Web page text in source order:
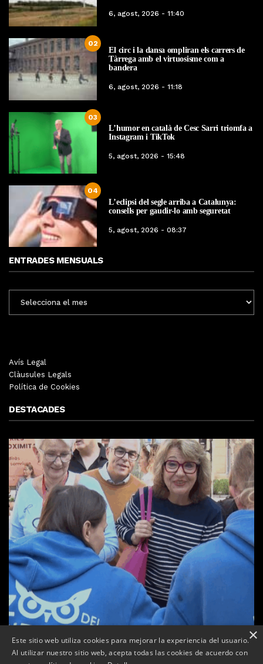
6, agost, 2026 - 11:40
02
El circ i la dansa ompliran els carrers de
Tàrrega amb el virtuosisme com a
bandera
6, agost, 2026 - 11:18
03
L’humor en català de Cesc Sarri triomfa a
Instagram i TikTok
5, agost, 2026 - 15:48
04
L’eclipsi del segle arriba a Catalunya:
consells per gaudir-lo amb seguretat
5, agost, 2026 - 08:37
ENTRADES MENSUALS
MENSUALS
Avís Legal
Clàusules Legals
Política de Cookies
DESTACADES
×
Este sitio web utiliza cookies para mejorar la experiencia del usuario.
Al utilizar nuestro sitio web, acepta todas las cookies de acuerdo con